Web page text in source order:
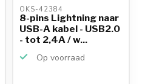
OKS-42384
8-pins Lightning naar
USB-A kabel - USB2.0
- tot 2,4A / w...
Op voorraad